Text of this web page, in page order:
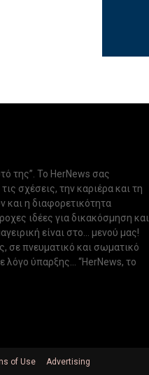
της”. Το HerNews σας
σχέσεις, την καριέρα και τη
και η διαφορετικότητα
ιδέες για δικακόσμηση και
είναι στο... μενού μας!
σε πνευματικό και σωματικό
λόγο ύπαρξης... “HerNews, το
of Use Advertising